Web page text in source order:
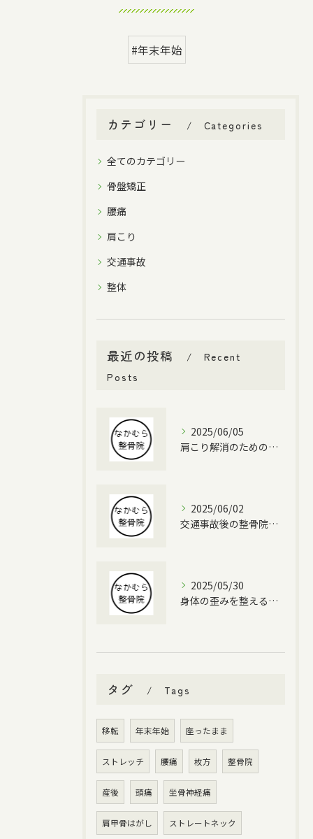
#年末年始
カテゴリー Categories
全てのカテゴリー
骨盤矯正
腰痛
肩こり
交通事故
整体
最近の投稿
Recent
Posts
2025/06/05
肩こり解消のための整骨院利用法
2025/06/02
交通事故後の整骨院治療の重要性
2025/05/30
身体の歪みを整えるポキポキ整体の魅力
タグ Tags
移転 年末年始 座ったまま
ストレッチ 腰痛 枚方 整骨院
産後 頭痛 坐骨神経痛
肩甲骨はがし ストレートネック